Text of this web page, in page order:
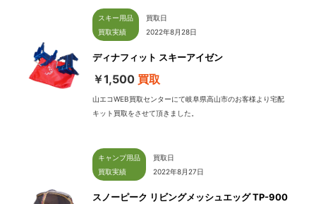
スキー用品
買取実績
買取日
2022年8月28日
ディナフィット スキーアイゼン
￥1,500 買取
山エコWEB買取センターにて岐阜県高山市のお客様より宅配
キット買取をさせて頂きました。
キャンプ用品
買取実績
買取日
2022年8月27日
スノーピーク リビングメッシュエッグ TP-900